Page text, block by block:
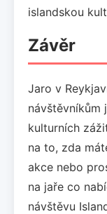
islandskou
Závěr
Jaro v
návštěvníkům
kulturních
na to, zda
akce nebo
na jaře co
návštěvu